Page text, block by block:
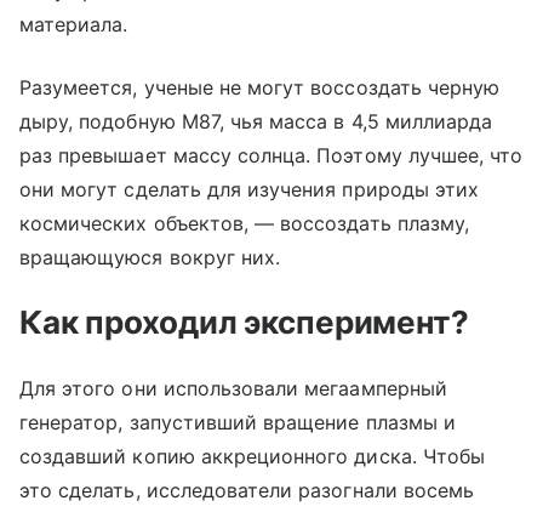
материала.
Разумеется, ученые не могут воссоздать черную
дыру, подобную М87, чья масса в 4,5 миллиарда
раз превышает массу солнца. Поэтому лучшее, что
они могут сделать для изучения природы этих
космических объектов, — воссоздать плазму,
вращающуюся вокруг них.
Как проходил эксперимент?
Для этого они использовали мегаамперный
генератор, запустивший вращение плазмы и
создавший копию аккреционного диска. Чтобы
это сделать, исследователи разогнали восемь